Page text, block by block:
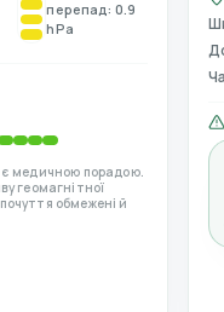
перепад: 0.9
hPa
є медичною порадою.
геомагнітної
обмежені й